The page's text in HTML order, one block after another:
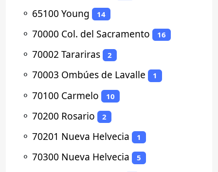
⚬ 65100 Young 14
⚬ 70000 Col. del Sacramento 16
⚬ 70002 Tarariras 2
⚬ 70003 Ombúes de Lavalle 1
⚬ 70100 Carmelo 10
⚬ 70200 Rosario 2
⚬ 70201 Nueva Helvecia 1
⚬ 70300 Nueva Helvecia 5